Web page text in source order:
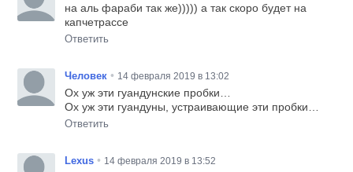
на аль фараби так же))))) а так скоро будет на
капчетрассе
Ответить
Человек • 14 февраля 2019 в 13:02
Ох уж эти гуандунские пробки…
Ох уж эти гуандуны, устраивающие эти пробки…
Ответить
Lexus • 14 февраля 2019 в 13:52